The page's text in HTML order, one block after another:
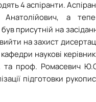
4 аспіранти.
Анатолійович, а
присутній на
на захист
наукові
та проф. Ромасевич
підготовки